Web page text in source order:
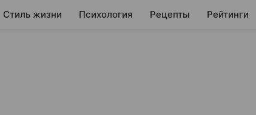
Стиль жизни Психология Рецепты Рейтинги